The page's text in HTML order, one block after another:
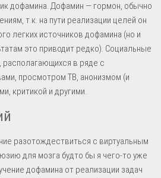
дофамина. Дофамин — гормон, обычно
т.к. на пути реализации целей он
легких источников дофамина (но и
это приводит редко). Социальные
располагающихся в ряде с
просмотром ТВ, анонизмом (и
критикой и другими.
разотождествиться с виртуальным
для мозга будто бы я чего-то уже
дофамина от реализации задач